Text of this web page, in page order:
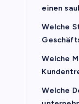
einen
Welche
Welche
Welche